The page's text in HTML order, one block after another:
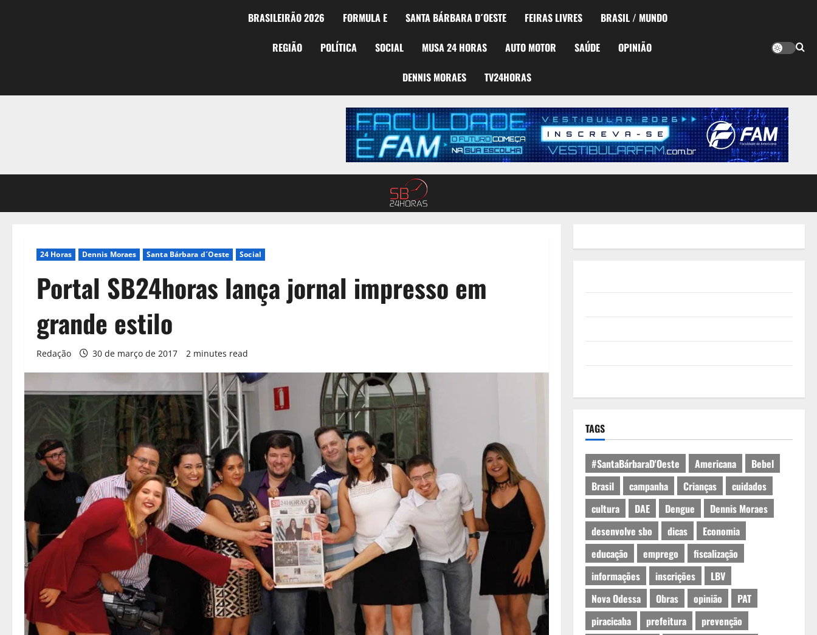
BRASILEIRÃO 2026 FORMULA E SANTA BÁRBARA D´OESTE FEIRAS LIVRES BRASIL / MUNDO
REGIÃO POLÍTICA SOCIAL MUSA 24 HORAS AUTO MOTOR SAÚDE OPINIÃO
DENNIS MORAES TV24HORAS
24 Horas Dennis Moraes Santa Bárbara d´Oeste Social
Portal SB24horas lança jornal impresso em
grande estilo
Redação 30 de março de 2017 2 minutes read
TAGS
#SantaBárbaraD'Oeste Americana
Bebel
Brasil
campanha Crianças
cuidados
cultura
DAE Dengue
Dennis Moraes
desenvolve sbo
dicas
Economia
educação
emprego
fiscalização
informações
inscrições
LBV
Nova Odessa
Obras opinião
PAT
piracicaba
prefeitura
prevenção